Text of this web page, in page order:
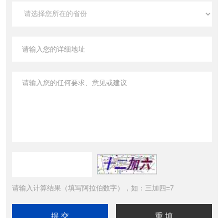
请输入计算结果（填写阿拉伯数字），如：三加四=7